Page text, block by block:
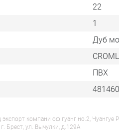
22
1
Дуб
ПВХ
компани оф гуанг но.2, Чуангуе
Брест, ул. Вычулки, д.129А